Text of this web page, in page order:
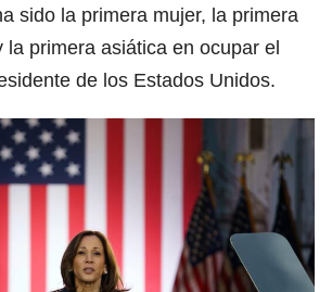
sido la primera mujer, la primera
la primera asiática en ocupar el
de los Estados Unidos.